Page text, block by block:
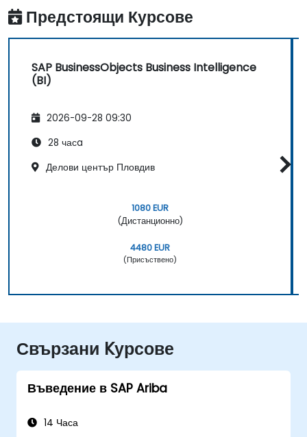
Предстоящи Курсове
SAP BusinessObjects Business Intelligence
(BI)
2026-09-28 09:30
28 часa
Делови център Пловдив
1080 EUR
(Дистанционно)
4480 EUR
(Присъствено)
Свързани Kурсове
Въведение в SAP Ariba
14 Часа